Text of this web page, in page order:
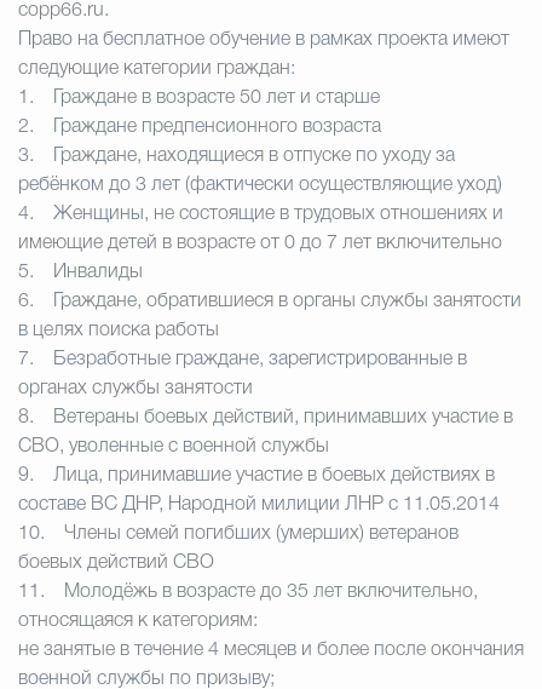
copp66.ru.
Право на бесплатное обучение в рамках проекта имеют
следующие категории граждан:
1.
Граждане в возрасте 50 лет и старше
2.
Граждане предпенсионного возраста
3.
Граждане, находящиеся в отпуске по уходу за
ребёнком до 3 лет (фактически осуществляющие уход)
4.
Женщины, не состоящие в трудовых отношениях и
имеющие детей в возрасте от 0 до 7 лет включительно
5.
Инвалиды
6.
Граждане, обратившиеся в органы службы занятости
в целях поиска работы
7.
Безработные граждане, зарегистрированные в
органах службы занятости
8.
Ветераны боевых действий, принимавших участие в
СВО, уволенные с военной службы
9.
Лица, принимавшие участие в боевых действиях в
составе ВС ДНР, Народной милиции ЛНР с 11.05.2014
10.
Члены семей погибших (умерших) ветеранов
боевых действий СВО
11.
Молодёжь в возрасте до 35 лет включительно,
относящаяся к категориям:
не занятые в течение 4 месяцев и более после окончания
военной службы по призыву;